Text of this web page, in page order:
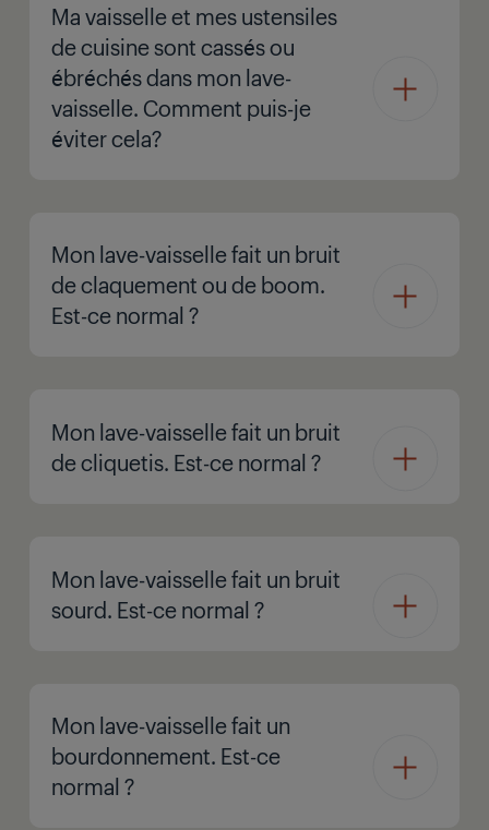
Ma vaisselle et mes ustensiles
de cuisine sont cassés ou
ébréchés dans mon lave-
vaisselle. Comment puis-je
éviter cela?
Mon lave-vaisselle fait un bruit
de claquement ou de boom.
Est-ce normal ?
Mon lave-vaisselle fait un bruit
de cliquetis. Est-ce normal ?
Mon lave-vaisselle fait un bruit
sourd. Est-ce normal ?
Mon lave-vaisselle fait un
bourdonnement. Est-ce
normal ?